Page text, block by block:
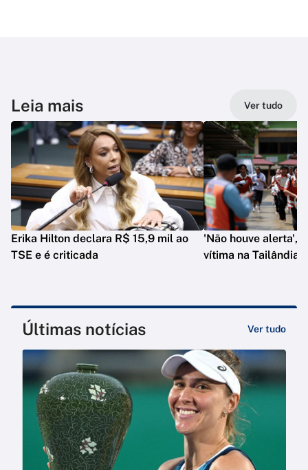
Leia mais Ver tudo
Erika Hilton declara R$ 15,9 mil ao
TSE e é criticada
'Não houve alerta',
vítima na Tailândia
Últimas notícias Ver tudo